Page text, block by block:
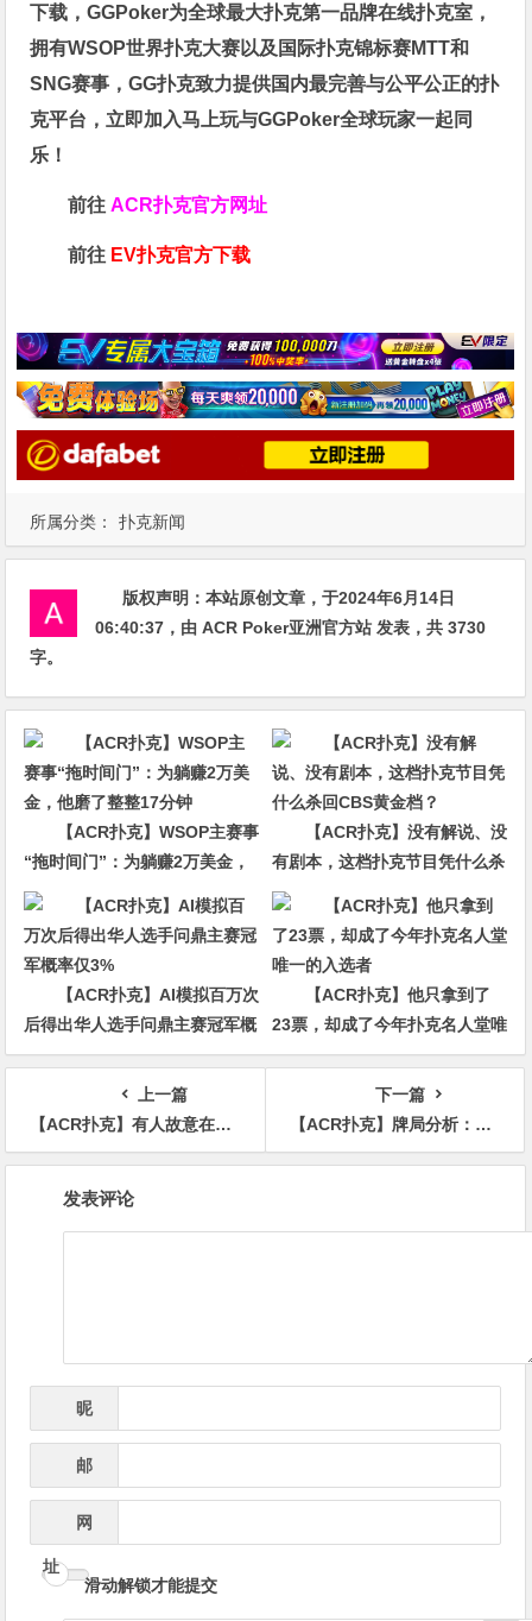
所属分类： 扑克新闻
下载，GGPoker为全球最大扑克第一品牌在线扑克室，
拥有WSOP世界扑克大赛以及国际扑克锦标赛MTT和
SNG赛事，GG扑克致力提供国内最完善与公平公正的扑
克平台，立即加入马上玩与GGPoker全球玩家一起同
乐！
前往ACR扑克官方网址
前往 EV扑克官方下载
版权声明：本站原创文章，于2024年6月14日
06:40:37 ，由ACR Poker亚洲官方站 发表，共 3730
字。
【ACR扑克】WSOP主赛事
“拖时间门”：为躺赚2万美金，
他磨了整整17分钟
【ACR扑克】没有解说、没
有剧本，这档扑克节目凭什么杀
回CBS黄金档？
【ACR扑克】AI模拟百万次
后得出华人选手问鼎主赛冠军概
率仅3%
【ACR扑克】他只拿到了
23票，却成了今年扑克名人堂唯
一的入选者
上一篇
【ACR扑克】有人故意在最后一刻才报名参赛获得优势，引发不满引WSOP官方下场
下一篇
【ACR扑克】牌局分析：你的7实在太少
发表评论
昵
*
邮
*
网
址
滑动解锁才能提交